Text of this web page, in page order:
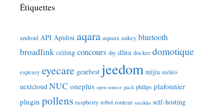
Étiquettes
android API Apidou aqara aquara aukey bluetooth
broadlink ceiling concours diy dlna docker domotique
espeasy eyecare gearbest jeedom mijia météo
nextcloud NUC oneplus open source pack philips plafonnier
plugin pollens raspberry robot routeur sarakha self-hosting